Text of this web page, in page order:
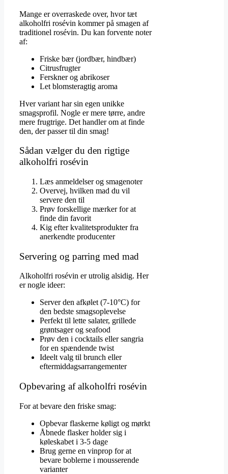
Mange er overraskede over, hvor tæt
alkoholfri rosévin kommer på smagen af
traditionel rosévin. Du kan forvente noter
af:
Friske bær (jordbær, hindbær)
Citrusfrugter
Ferskner og abrikoser
Let blomsteragtig aroma
Hver variant har sin egen unikke
smagsprofil. Nogle er mere tørre, andre
mere frugtrige. Det handler om at finde
den, der passer til din smag!
Sådan vælger du den rigtige
alkoholfri rosévin
Læs anmeldelser og smagenoter
Overvej, hvilken mad du vil
servere den til
Prøv forskellige mærker for at
finde din favorit
Kig efter kvalitetsprodukter fra
anerkendte producenter
Servering og parring med mad
Alkoholfri rosévin er utrolig alsidig. Her
er nogle ideer:
Server den afkølet (7-10°C) for
den bedste smagsoplevelse
Perfekt til lette salater, grillede
grøntsager og seafood
Prøv den i cocktails eller sangria
for en spændende twist
Ideelt valg til brunch eller
eftermiddagsarrangementer
Opbevaring af alkoholfri rosévin
For at bevare den friske smag:
Opbevar flaskerne køligt og mørkt
Åbnede flasker holder sig i
køleskabet i 3-5 dage
Brug gerne en vinprop for at
bevare boblerne i mousserende
varianter